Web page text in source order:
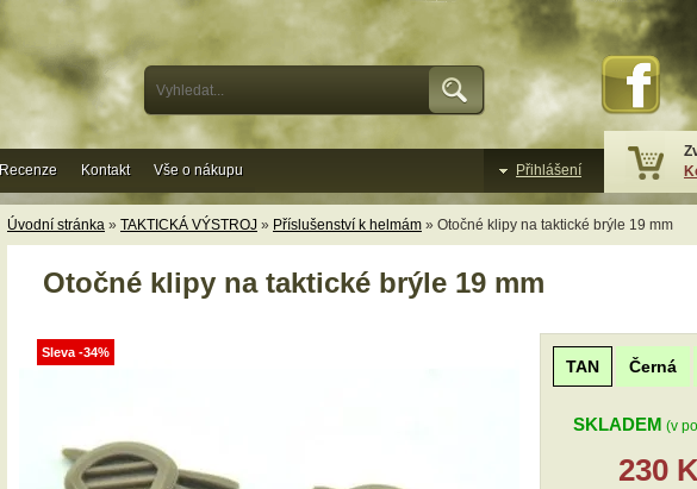
Úvodní stránka » TAKTICKÁ VÝSTROJ » Příslušenství k helmám » Otočné klipy na taktické brýle 19 mm
Otočné klipy na taktické brýle 19 mm
Sleva -34%
TAN Černá
SKLADEM (v
230
Recenze Kontakt Vše o nákupu Přihlášení